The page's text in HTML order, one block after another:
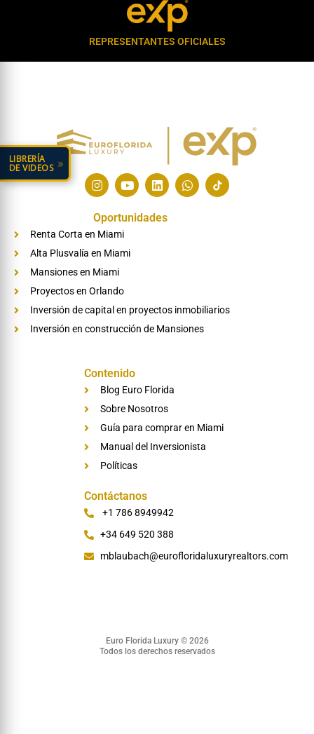
REPRESENTANTES OFICIALES
I
n
s
t
a
g
r
a
m
Y
o
u
t
u
e
L
i
n
k
e
W
h
a
Oportunidades
Renta Corta en Miami
Alta Plusvalía en Miami
Mansiones en Miami
Proyectos en Orlando
Inversión de capital en proyectos inmobiliarios
Inversión en construcción de Mansiones
Contenido
Blog Euro Florida
Sobre Nosotros
Guía para comprar en Miami
Manual del Inversionista
Políticas
Contáctanos
‪+1 786 8949942
+34 649 520 388
mblaubach@eurofloridaluxuryrealtors.com
Euro Florida Luxury © 2026
Todos los derechos reservados
LIBRERÍA
DE VIDEOS»